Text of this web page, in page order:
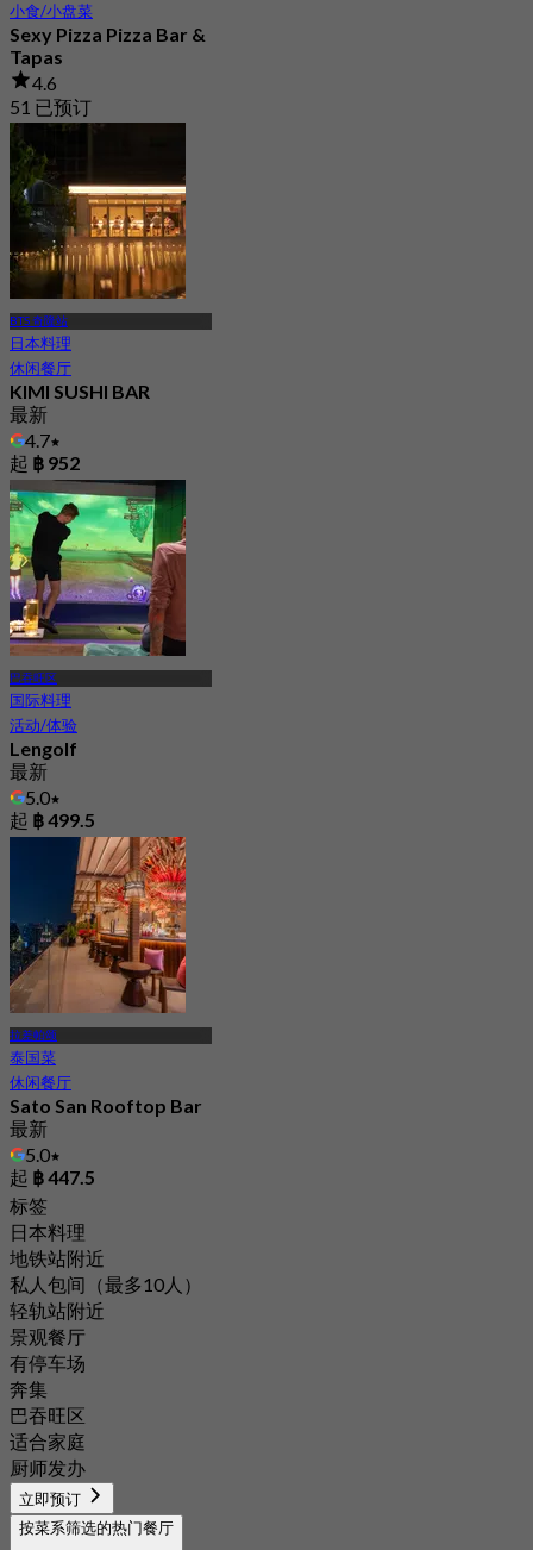
小食/小盘菜
Sexy Pizza Pizza Bar &
Tapas
4.6
51 已预订
起
฿ 480
BTS 奇隆站
日本料理
休闲餐厅
KIMI SUSHI BAR
最新
4.7
起 ฿ 952
巴吞旺区
国际料理
活动/体验
Lengolf
最新
5.0
起 ฿ 499.5
拉差帕颂
泰国菜
休闲餐厅
Sato San Rooftop Bar
最新
5.0
起 ฿ 447.5
标签
日本料理
地铁站附近
私人包间（最多10人）
轻轨站附近
景观餐厅
有停车场
奔集
巴吞旺区
适合家庭
厨师发办
立即预订
按菜系筛选的热门餐厅